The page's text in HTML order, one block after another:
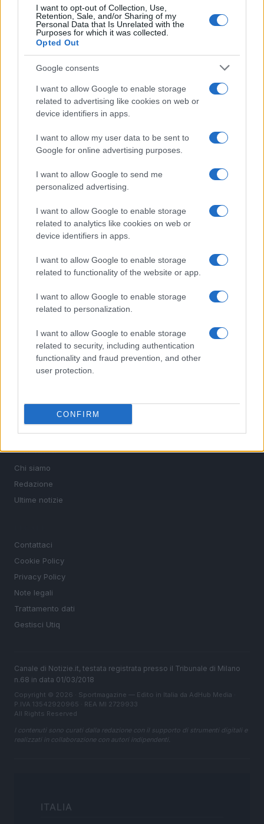
I want to opt-out of Collection, Use,
Retention, Sale, and/or Sharing of my
Personal Data that Is Unrelated with the
Purposes for which it was collected.
Opted Out
Google consents
I want to allow Google to enable storage
related to advertising like cookies on web or
device identifiers in apps.
I want to allow my user data to be sent to
Google for online advertising purposes.
I want to allow Google to send me
personalized advertising.
I want to allow Google to enable storage
related to analytics like cookies on web or
device identifiers in apps.
I want to allow Google to enable storage
related to functionality of the website or app.
I want to allow Google to enable storage
related to personalization.
I want to allow Google to enable storage
related to security, including authentication
functionality and fraud prevention, and other
user protection.
CONFIRM
Formazza e Valle Antrona
Scoperte carcasse di moto e motori in container
destinati al Senegal
Il Córdoba ha ottenuto il II Trofeo Puertas dopo aver
sconfitto il Rayo ai rigori.
Nuova Zelanda: ondata di freddo eccezionale porta
neve a bassa quota
Sportmagazine: notizie, approfondimenti e classifiche su
calcio, basket, tennis, ciclismo, motori, Formula 1,
nazionali e internazionali, gli highlight delle partite, le
interviste ai protagonisti e i risultati in tempo reale di tutte
le discipline che fanno emozionare gli appassionati di
Calcio
Tennis
Basket
Ciclismo
Altri sport
MAGAZINE
Chi siamo
Redazione
Ultime notizie
Contattaci
Cookie Policy
Privacy Policy
Note legali
Trattamento dati
Gestisci Utiq
Canale di Notizie.it, testata registrata presso il Tribunale di Milano
n.68 in data 01/03/2018
Copyright © 2026 · Sportmagazine — Edito in Italia da AdHub Media
P.IVA 13542920965 · REA MI 2729933
All Rights Reserved
I contenuti sono curati dalla redazione con il supporto di strumenti digitali e
realizzati in collaborazione con autori indipendenti.
ITALIA